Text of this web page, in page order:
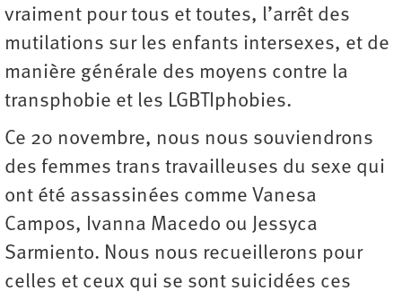
vraiment pour tous et toutes, l’arrêt des
mutilations sur les enfants intersexes, et de
manière générale des moyens contre la
transphobie et les LGBTIphobies.
Ce 20 novembre, nous nous souviendrons
des femmes trans travailleuses du sexe qui
ont été assassinées comme Vanesa
Campos, Ivanna Macedo ou Jessyca
Sarmiento. Nous nous recueillerons pour
celles et ceux qui se sont suicidées ces